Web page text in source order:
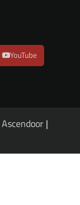
YouTube
Ascendoor |